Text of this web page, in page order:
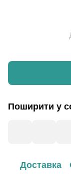
Поширити у
Доставка